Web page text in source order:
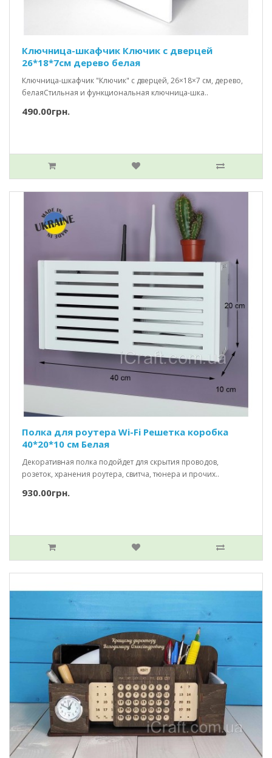
Ключница-шкафчик Ключик c дверцей
26*18*7см дерево белая
Ключница-шкафчик "Ключик" с дверцей, 26×18×7 см, дерево,
белаяСтильная и функциональная ключница-шка..
490.00грн.
Полка для роутера Wi-Fi Решетка коробка
40*20*10 см Белая
Декоративная полка подойдет для скрытия проводов,
розеток, хранения роутера, свитча, тюнера и прочих..
930.00грн.